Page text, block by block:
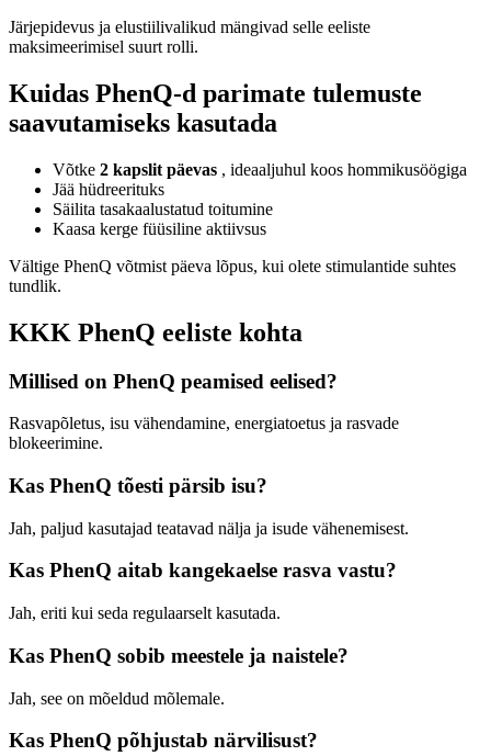
Järjepidevus ja elustiilivalikud mängivad selle eeliste
maksimeerimisel suurt rolli.
Kuidas PhenQ-d parimate tulemuste
saavutamiseks kasutada
Võtke 2 kapslit päevas , ideaaljuhul koos hommikusöögiga
Jää hüdreerituks
Säilita tasakaalustatud toitumine
Kaasa kerge füüsiline aktiivsus
Vältige PhenQ võtmist päeva lõpus, kui olete stimulantide suhtes
tundlik.
KKK PhenQ eeliste kohta
Millised on PhenQ peamised eelised?
Rasvapõletus, isu vähendamine, energiatoetus ja rasvade
blokeerimine.
Kas PhenQ tõesti pärsib isu?
Jah, paljud kasutajad teatavad nälja ja isude vähenemisest.
Kas PhenQ aitab kangekaelse rasva vastu?
Jah, eriti kui seda regulaarselt kasutada.
Kas PhenQ sobib meestele ja naistele?
Jah, see on mõeldud mõlemale.
Kas PhenQ põhjustab närvilisust?